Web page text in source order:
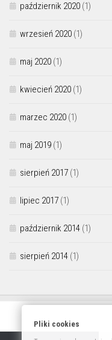
październik 2020 (1)
wrzesień 2020 (1)
maj 2020 (1)
kwiecień 2020 (1)
marzec 2020 (1)
maj 2019 (1)
sierpień 2017 (1)
lipiec 2017 (1)
październik 2014 (1)
sierpień 2014 (1)
Pliki cookies